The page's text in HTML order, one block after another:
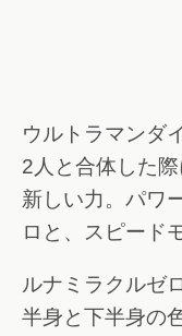
ウルトラマンダ
2人と合体した
新しい力。パワ
ロと、スピード
ルナミラクルゼ
半身と下半身の